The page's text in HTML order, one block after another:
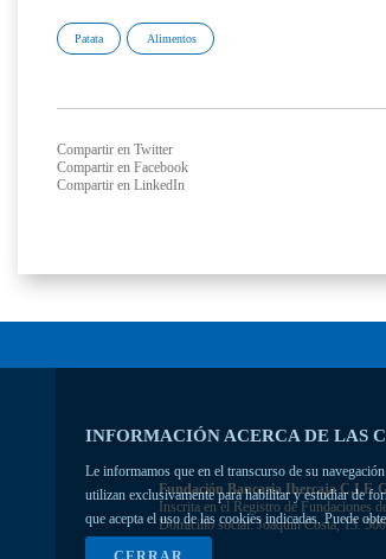
INFORMACIÓN ACERCA DE LAS
Le informamos que en el transcurso de su
utilizan exclusivamente para habilitar y estudiar de
que acepta el uso de las cookies indicadas. Puede
Patata Alimentos
Compartir en Twitter
Compartir en Facebook
Compartir en LinkedIn
Fundación Bancaria Ibercaja C.I.F.
Inscrita en el Registro de Fundaciones
Domicilio social: Joaquín Costa, 13.